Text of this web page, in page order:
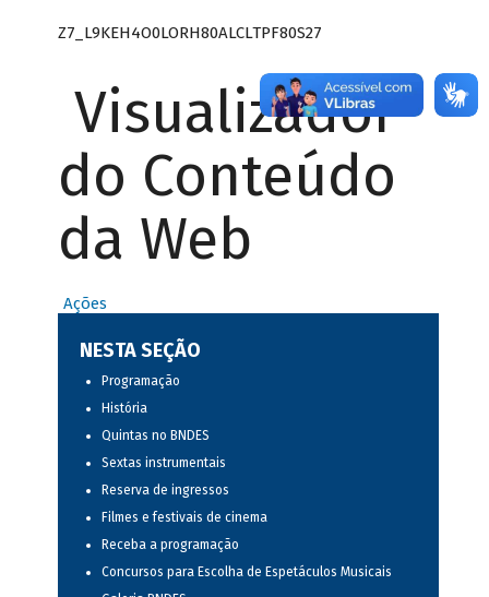
Z7_L9KEH4O0LORH80ALCLTPF80S27
Visualizador
do Conteúdo
da Web
Ações
NESTA SEÇÃO
Programação
História
Quintas no BNDES
Sextas instrumentais
Reserva de ingressos
Filmes e festivais de cinema
Receba a programação
Concursos para Escolha de Espetáculos Musicais